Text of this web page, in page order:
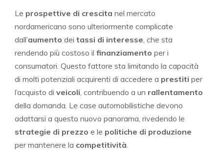
Le prospettive di crescita nel mercato
nordamericano sono ulteriormente complicate
dall’aumento dei tassi di interesse , che sta
rendendo più costoso il finanziamento per i
consumatori. Questo fattore sta limitando la capacità
di molti potenziali acquirenti di accedere a prestiti per
l’acquisto di veicoli , contribuendo a un rallentamento
della domanda. Le case automobilistiche devono
adattarsi a questo nuovo panorama, rivedendo le
strategie di prezzo e le politiche di produzione
per mantenere la competitività